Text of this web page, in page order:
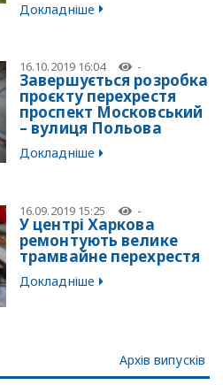
Докладніше
16.10.2019 16:04 -
Завершується розробка
проєкту перехрестя
проспект Московський
– вулиця Польова
Докладніше
16.09.2019 15:25 -
У центрі Харкова
ремонтують велике
трамвайне перехрестя
Докладніше
Архів випусків